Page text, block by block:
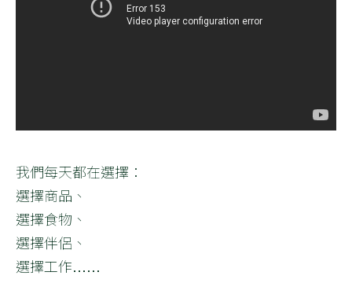
我們每天都在選擇：
選擇商品、
選擇食物、
選擇伴侶、
選擇工作……